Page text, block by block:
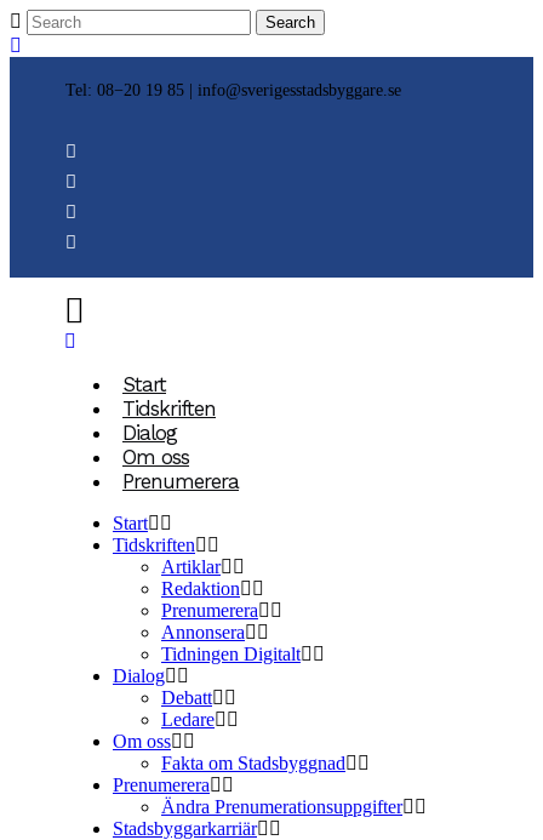
Tel: 08−20 19 85 | info@sverigesstadsbyggare.se
Start
Tidskriften
Dialog
Om oss
Prenumerera
Start
Tidskriften
Artiklar
Redaktion
Prenumerera
Annonsera
Tidningen Digitalt
Dialog
Debatt
Ledare
Om oss
Fakta om Stadsbyggnad
Prenumerera
Ändra Prenumerationsuppgifter
Stadsbyggarkarriär